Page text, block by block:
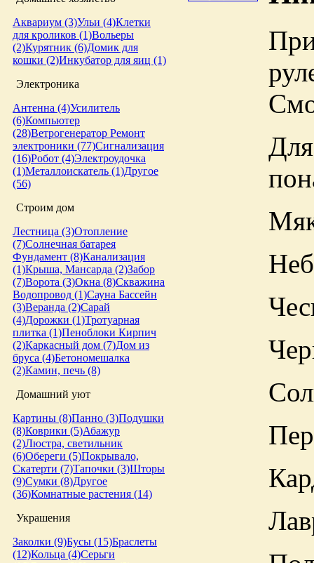
Аквариум (3)Ульи (4)Клетки
для кроликов (1)Вольеры
(2)Курятник (6)Домик для
кошки (2)Инкубатор для яиц (1)
Электроника
Антенна (4)Усилитель
(6)Компьютер
(28)Ветрогенератор Ремонт
электроники (77)Сигнализация
(16)Робот (4)Электроудочка
(1)Металлоискатель (1)Другое
(56)
Строим дом
Лестница (3)Отопление
(7)Солнечная батарея
Фундамент (8)Канализация
(1)Крыша, Мансарда (2)Забор
(7)Ворота (3)Окна (8)Скважина
Водопровод (1)Сауна Бассейн
(3)Веранда (2)Сарай
(4)Дорожки (1)Тротуарная
плитка (1)Пеноблоки Кирпич
(2)Каркасный дом (7)Дом из
бруса (4)Бетономешалка
(2)Камин, печь (8)
Домашний уют
Картины (8)Панно (3)Подушки
(8)Коврики (5)Абажур
(2)Люстра, светильник
(6)Обереги (5)Покрывало,
Скатерти (7)Тапочки (3)Шторы
(9)Сумки (8)Другое
(36)Комнатные растения (14)
Украшения
Заколки (9)Бусы (15)Браслеты
(12)Кольца (4)Серьги